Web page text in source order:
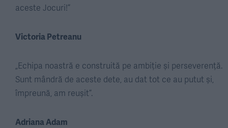
aceste Jocuri!”
Victoria Petreanu
„Echipa noastră e construită pe ambiție și perseverență.
Sunt mândră de aceste dete, au dat tot ce au putut și,
împreună, am reușit”.
Adriana Adam